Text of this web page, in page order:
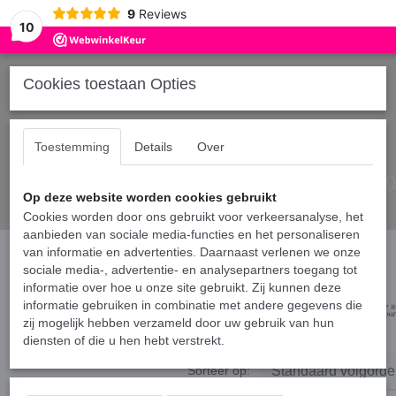
10
9 Reviews
Home › Hoodies vader/kind
Sorteer op:
Cookies toestaan Opties
Toestemming Details Over
Op deze website worden cookies gebruikt
Cookies worden door ons gebruikt voor verkeersanalyse, het
aanbieden van sociale media-functies en het personaliseren
van informatie en advertenties. Daarnaast verlenen we onze
sociale media-, advertentie- en analysepartners toegang tot
informatie over hoe u onze site gebruikt. Zij kunnen deze
informatie gebruiken in combinatie met andere gegevens die
zij mogelijk hebben verzameld door uw gebruik van hun
diensten of die u hen hebt verstrekt.